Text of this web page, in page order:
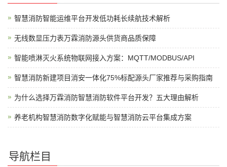
智慧消防智能运维平台开发低功耗长续航技术解析
无线数显压力表万霖消防源头供货商品质保障
智能喷淋灭火系统物联网接入方案：MQTT/MODBUS/API
智慧消防新建项目消安一体化75%标配源头厂家推荐与采购指南
为什么选择万霖消防智慧消防软件平台开发？五大理由解析
养老机构智慧消防数字化赋能与智慧消防云平台集成方案
导航栏目